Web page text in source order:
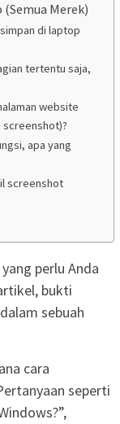
Merek)
di laptop
tertentu saja,
website
screenshot)?
apa yang
screenshot
perlu Anda
bukti
sebuah
cara
seperti